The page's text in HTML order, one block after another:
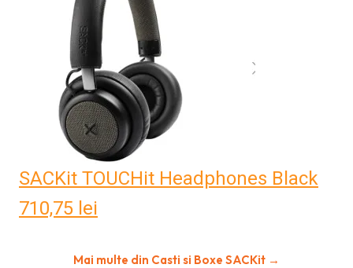
SACKit TOUCHit Headphones Black
710,75 lei
Mai multe din Casti si Boxe SACKit →